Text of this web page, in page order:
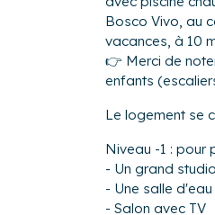
Bosco Vivo, au
vacances, à 10
👉 Merci de
enfants
Le logement se
Niveau -1 : pour
- Un grand
- Une salle
- Salon avec TV